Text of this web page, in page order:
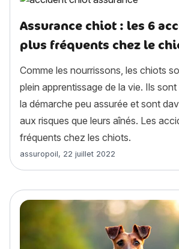
Assurance chiot : les 6
plus fréquents chez le
Comme les nourrissons, les chiots
plein apprentissage de la vie. Ils
la démarche peu assurée et sont
aux risques que leurs aînés. Les
fréquents chez les chiots.
Article rédigé par
assuropoil, 22 juillet 2022